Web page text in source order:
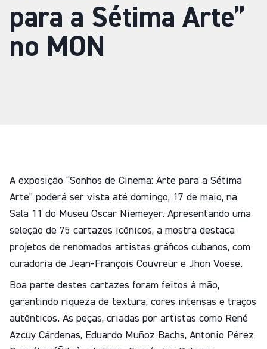
para a Sétima Arte”
no MON
A exposição “Sonhos de Cinema: Arte para a Sétima
Arte” poderá ser vista até domingo, 17 de maio, na
Sala 11 do Museu Oscar Niemeyer. Apresentando uma
seleção de 75 cartazes icônicos, a mostra destaca
projetos de renomados artistas gráficos cubanos, com
curadoria de Jean-François Couvreur e Jhon Voese.
Boa parte destes cartazes foram feitos à mão,
garantindo riqueza de textura, cores intensas e traços
autênticos. As peças, criadas por artistas como René
Azcuy Cárdenas, Eduardo Muñoz Bachs, Antonio Pérez